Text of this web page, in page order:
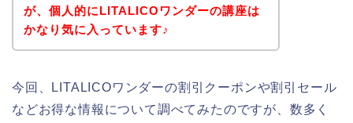
が、個人的にLITALICOワンダーの講座は
かなり気に入っています♪
今回、LITALICOワンダーの割引クーポンや割引セール
などお得な情報について調べてみたのですが、数多く